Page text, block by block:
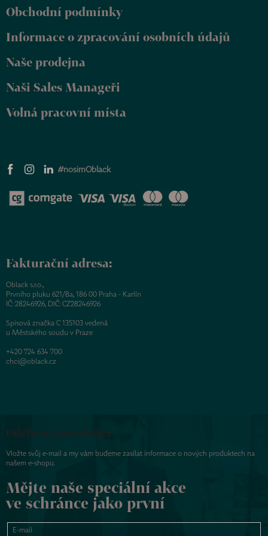
Obchodní podmínky
Informace o zpracování osobních údajů
Naše prodejna
Naši Sales Manageři
Volná pracovní místa
#nosimOblack
Fakturační adresa:
Oblack s.r.o.,
Prvního pluku 621/8a, 186 00 Praha - Karlín
IČ: 28246926, DIČ: CZ28246926
Spisová značka C 135103 vedená
u Městského soudu v Praze
+420 724 634 700
chci@oblack.cz
Odebírat newsletter
Vložte svůj e-mail a my vám budeme zasílat informace o nových produktech na
našem e-shopu.
Mějte naše speciální akce
ve schránce jako první
E-mail